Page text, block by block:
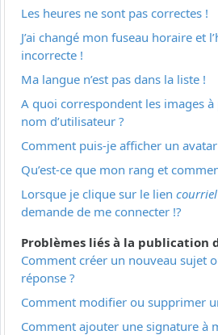
Les heures ne sont pas correctes !
J’ai changé mon fuseau horaire et
incorrecte !
Ma langue n’est pas dans la liste !
A quoi correspondent les images
nom d’utilisateur ?
Comment puis-je afficher un avatar
Qu’est-ce que mon rang et
Lorsque je clique sur le lien courriel
demande de me connecter !?
Problèmes liés à la publication
Comment créer un nouveau sujet
réponse ?
Comment modifier ou supprimer
Comment ajouter une signature à